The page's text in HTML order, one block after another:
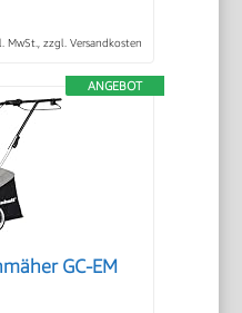
MwSt., zzgl. Versandkosten
ANGEBOT
GC-EM